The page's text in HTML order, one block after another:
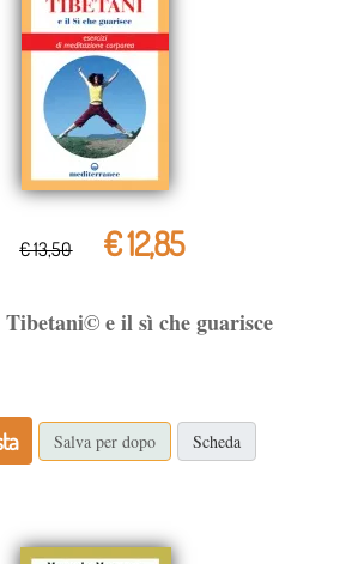
€ 13,50 € 12,85
e il sì che guarisce
Salva per dopo Scheda